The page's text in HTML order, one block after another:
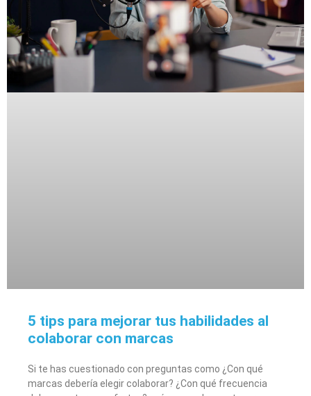
5 tips para mejorar tus habilidades al
colaborar con marcas
Si te has cuestionado con preguntas como ¿Con qué
marcas debería elegir colaborar? ¿Con qué frecuencia